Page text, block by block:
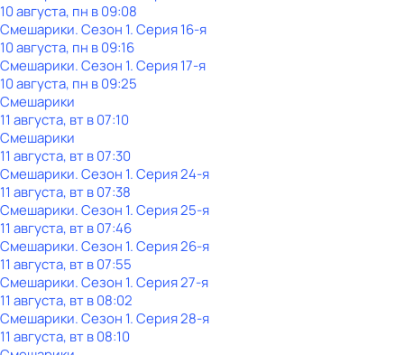
10 августа, пн в 09:08
Смешарики. Сезон 1. Серия 16-я
10 августа, пн в 09:16
Смешарики. Сезон 1. Серия 17-я
10 августа, пн в 09:25
Смешарики
11 августа, вт в 07:10
Смешарики
11 августа, вт в 07:30
Смешарики. Сезон 1. Серия 24-я
11 августа, вт в 07:38
Смешарики. Сезон 1. Серия 25-я
11 августа, вт в 07:46
Смешарики. Сезон 1. Серия 26-я
11 августа, вт в 07:55
Смешарики. Сезон 1. Серия 27-я
11 августа, вт в 08:02
Смешарики. Сезон 1. Серия 28-я
11 августа, вт в 08:10